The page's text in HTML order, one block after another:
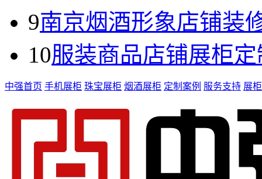
9南京烟酒形象店铺装
10服装商品店铺展柜
中强首页 手机展柜 珠宝展柜 烟酒展柜 定制案例 服务支持 展